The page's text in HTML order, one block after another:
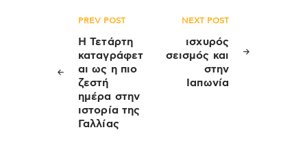
Πλοήγηση
άρθρων
PREV POST
Η Τετάρτη
καταγράφετ
αι ως η πιο
ζεστή
ημέρα στην
ιστορία της
Γαλλίας
NEXT POST
ισχυρός
σεισμός και
στην
Ιαπωνία